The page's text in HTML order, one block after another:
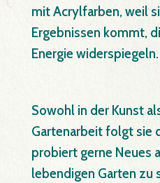
mit Acrylfarben, weil
Ergebnissen kommt,
Energie widerspiegeln.
Sowohl in der Kunst
Gartenarbeit folgt sie
probiert gerne Neues
lebendigen Garten zu